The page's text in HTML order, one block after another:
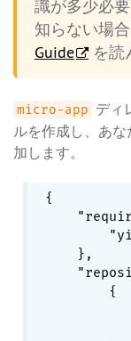
識が多少必
知らない場
Guide
を読
micro-app ディ
ルを作成し、あ
加します。
{
    },
        {